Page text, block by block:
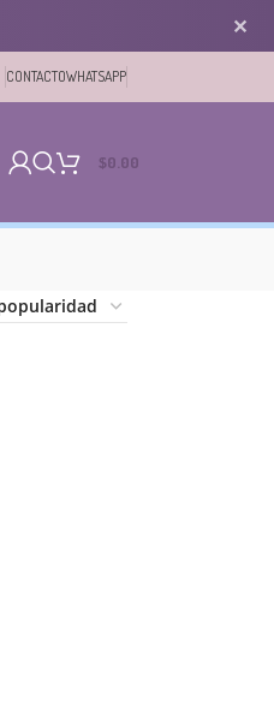
✕
CONTACTOWHATSAPP
$0.00